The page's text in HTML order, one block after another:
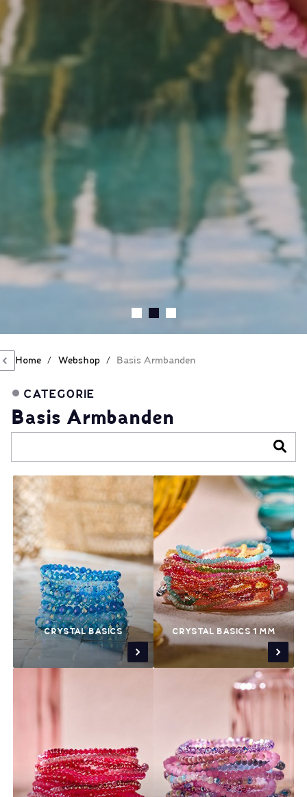
Home / Webshop / Basis Armbanden
CATEGORIE
Basis Armbanden
CRYSTAL BASICS CRYSTAL BASICS 1 MM